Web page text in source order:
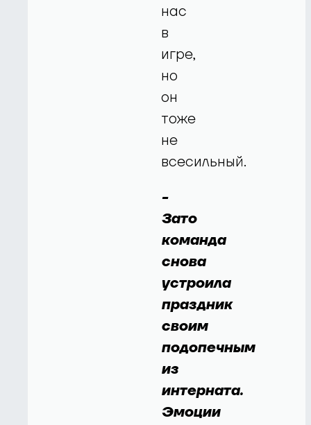
нас
в
игре,
но
он
тоже
не
всесильный.
-
Зато
команда
снова
устроила
праздник
своим
подопечным
из
интерната.
Эмоции